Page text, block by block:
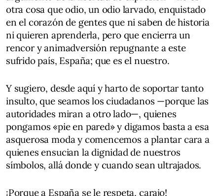
otra cosa que odio, un odio larvado, enquistado
en el corazón de gentes que ni saben de historia
ni quieren aprenderla, pero que encierra un
rencor y animadversión repugnante a este
sufrido país, España; que es el nuestro.
Y sugiero, desde aquí y harto de soportar tanto
insulto, que seamos los ciudadanos —porque las
autoridades miran a otro lado—, quienes
pongamos «pie en pared» y digamos basta a esa
asquerosa moda y comencemos a plantar cara a
quienes ensucian la dignidad de nuestros
símbolos, allá donde y cuando sean ultrajados.
¡Porque a España se le respeta, carajo!